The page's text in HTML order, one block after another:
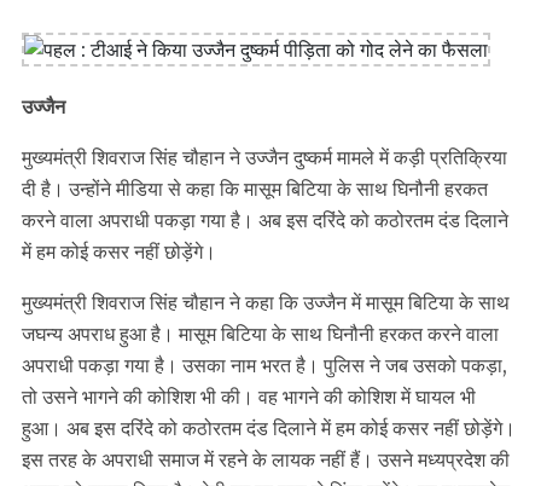
उज्जैन
मुख्यमंत्री शिवराज सिंह चौहान ने उज्जैन दुष्कर्म मामले में कड़ी प्रतिक्रिया
दी है। उन्होंने मीडिया से कहा कि मासूम बिटिया के साथ घिनौनी हरकत
करने वाला अपराधी पकड़ा गया है। अब इस दरिंदे को कठोरतम दंड दिलाने
में हम कोई कसर नहीं छोड़ेंगे।
मुख्यमंत्री शिवराज सिंह चौहान ने कहा कि उज्जैन में मासूम बिटिया के साथ
जघन्य अपराध हुआ है। मासूम बिटिया के साथ घिनौनी हरकत करने वाला
अपराधी पकड़ा गया है। उसका नाम भरत है। पुलिस ने जब उसको पकड़ा,
तो उसने भागने की कोशिश भी की। वह भागने की कोशिश में घायल भी
हुआ। अब इस दरिंदे को कठोरतम दंड दिलाने में हम कोई कसर नहीं छोड़ेंगे।
इस तरह के अपराधी समाज में रहने के लायक नहीं हैं। उसने मध्यप्रदेश की